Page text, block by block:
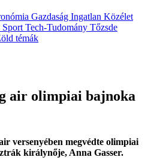
Gazdaság Ingatlan Közélet
Sport Tech-Tudomány Tőzsde
témák
air olimpiai bajnoka
versenyében megvédte olimpiai
királynője, Anna Gasser.